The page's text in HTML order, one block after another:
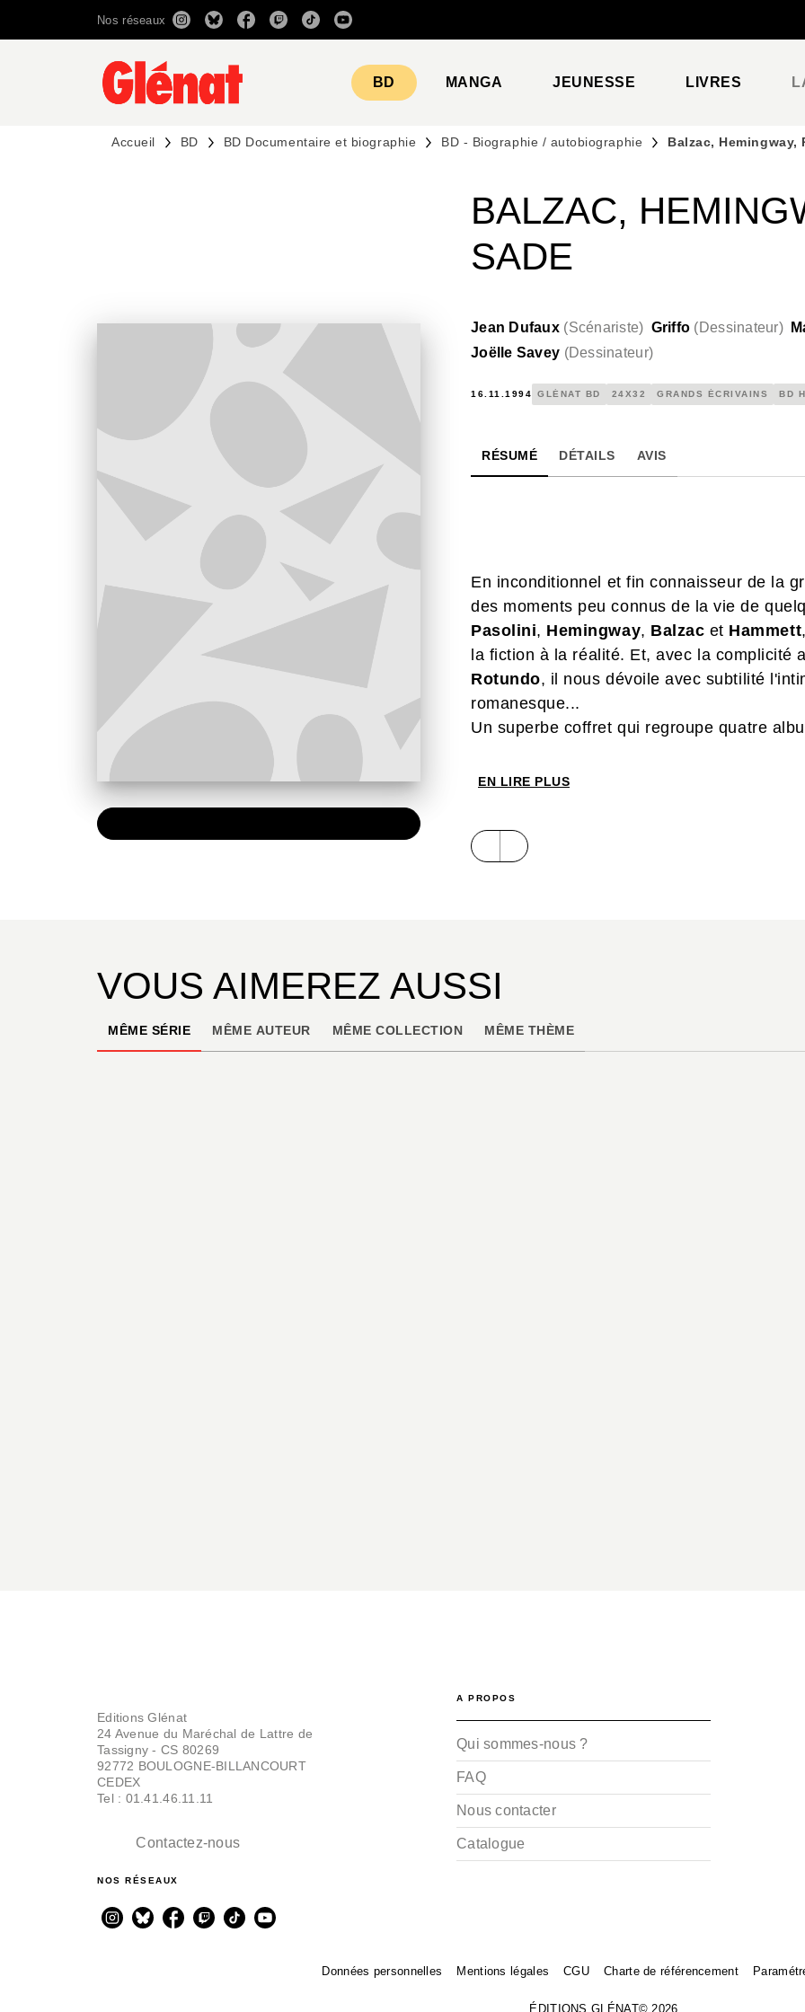
RECHERCHE CONTENU
Nos réseaux
BD MANGA JEUNESSE LIVRES
Accueil BD BD Documentaire et biographie BD - Biographie / autobiographie Balzac, Hemingway,
BALZAC,
SADE
Jean Dufaux (Scénariste) Griffo (Dessinateur)
Joëlle Savey (Dessinateur)
16.11.1994 GLÉNAT BD 24X32 GRANDS ÉCRIVAINS BD
RÉSUMÉ DÉTAILS AVIS
En inconditionnel et fin connaisseur de la
des moments peu connus de la vie de
Pasolini, Hemingway, Balzac et Hammett
la fiction à la réalité. Et, avec la complicité
Rotundo, il nous dévoile avec subtilité
romanesque...
Un superbe coffret qui regroupe quatre
EN LIRE PLUS
VOUS AIMEREZ AUSSI
MÊME SÉRIE MÊME AUTEUR MÊME COLLECTION MÊME THÈME
Editions Glénat
24 Avenue du Maréchal de Lattre de
Tassigny - CS 80269
92772 BOULOGNE-BILLANCOURT
CEDEX
Tel : 01.41.46.11.11
Contactez-nous
NOS RÉSEAUX
A PROPOS
Qui sommes-nous ?
FAQ
Nous contacter
Catalogue
Données personnelles Mentions légales CGU Charte de référencement
ÉDITIONS GLÉNAT© 2026